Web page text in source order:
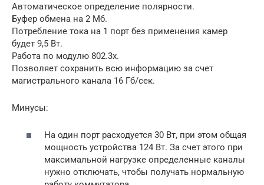
Автоматическое определение полярности.
Буфер обмена на 2 Мб.
Потребление тока на 1 порт без применения камер
будет 9,5 Вт.
Работа по модулю 802.3х.
Позволяет сохранить всю информацию за счет
магистрального канала 16 Гб/сек.
Минусы:
На один порт расходуется 30 Вт, при этом общая
мощность устройства 124 Вт. За счет этого при
максимальной нагрузке определенные каналы
нужно отключать, чтобы получать нормальную